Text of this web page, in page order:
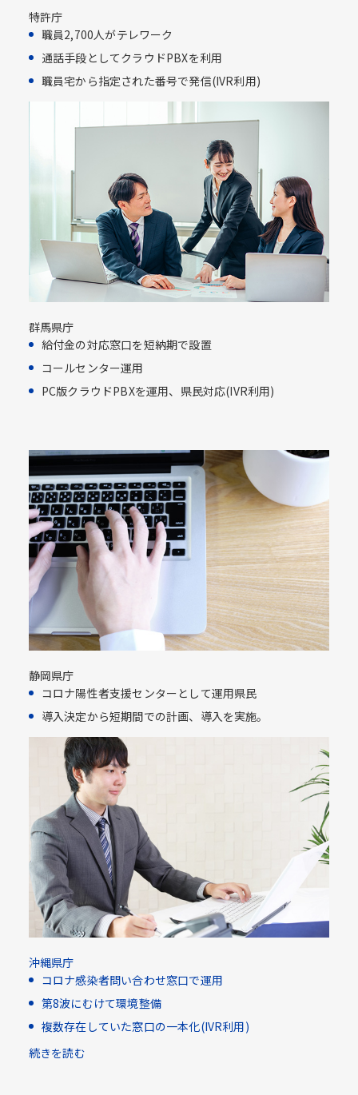
特許庁
職員2,700人がテレワーク
通話手段としてクラウドPBXを利用​
職員宅から指定された番号で発信(IVR利用)​
群馬県庁
給付金の対応窓口を短納期で設置​
コールセンター運用​
PC版クラウドPBXを運用、県民対応​(IVR利用)​
静岡県庁
コロナ陽性者支援センターとして運用県民​
導入決定から短期間での計画、導入を実施。
沖縄県庁
コロナ感染者問い合わせ窓口で運用
第8波にむけて環境整備
複数存在していた窓口の一本化(IVR利用)​
続きを読む